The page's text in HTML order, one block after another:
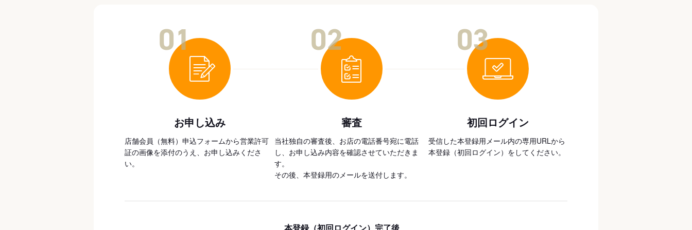
お申し込み
店舗会員（無料）申込フォームから営業許可
証の画像を添付のうえ、お申し込みくださ
い。
審査
当社独自の審査後、お店の電話番号宛に電話
し、お申し込み内容を確認させていただきま
す。
その後、本登録用のメールを送付します。
初回ログイン
受信した本登録用メール内の専用URLから
本登録（初回ログイン）をしてください。